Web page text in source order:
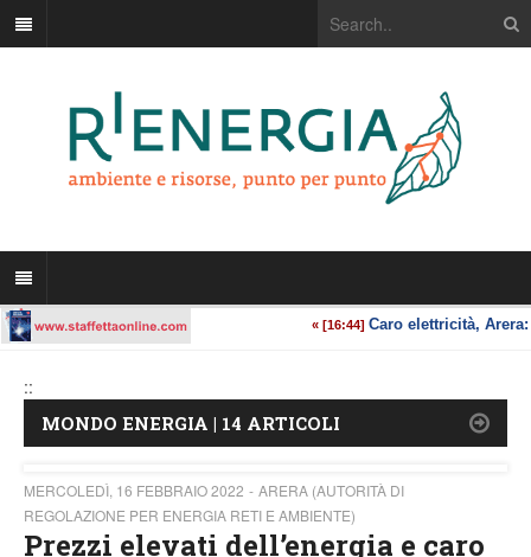
::
MONDO ENERGIA | 14 ARTICOLI
MERCOLEDÌ, 16 FEBBRAIO 2022
ARERA (AUTORITÀ DI
REGOLAZIONE PER ENERGIA RETI E AMBIENTE)
Prezzi elevati dell’energia e caro